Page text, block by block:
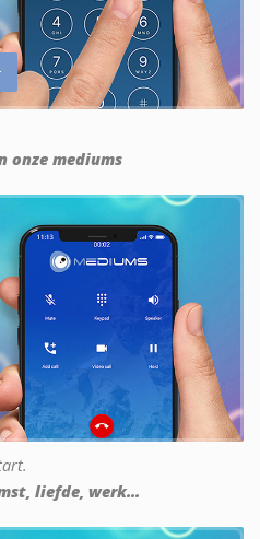
onze mediums
liefde, werk...